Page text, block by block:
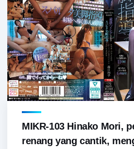
MIKR-103 Hinako Mori,
renang yang cantik,